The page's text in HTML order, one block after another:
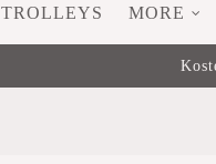
TROLLEYS MORE